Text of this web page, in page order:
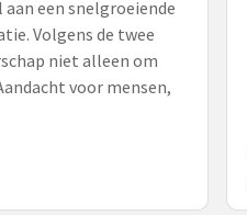
aan een snelgroeiende
Volgens de twee
niet alleen om
voor mensen,